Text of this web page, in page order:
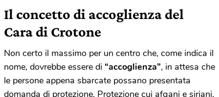
Il concetto di accoglienza del
Cara di Crotone
Non certo il massimo per un centro che, come indica il
nome, dovrebbe essere di “accoglienza”, in attesa che
le persone appena sbarcate possano presentata
domanda di protezione. Protezione cui afgani e siriani,